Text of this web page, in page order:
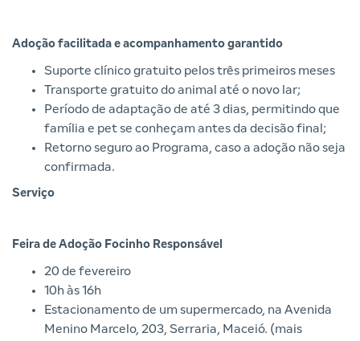
Adoção facilitada e acompanhamento garantido
Suporte clínico gratuito pelos três primeiros meses
Transporte gratuito do animal até o novo lar;
Período de adaptação de até 3 dias, permitindo que
família e pet se conheçam antes da decisão final;
Retorno seguro ao Programa, caso a adoção não seja
confirmada.
Serviço
Feira de Adoção Focinho Responsável
20 de fevereiro
10h às 16h
Estacionamento de um supermercado, na Avenida
Menino Marcelo, 203, Serraria, Maceió. (mais